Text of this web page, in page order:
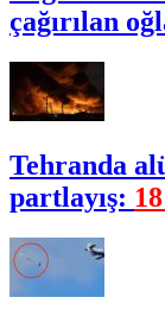
çağırılan
Tehranda
partlayış: